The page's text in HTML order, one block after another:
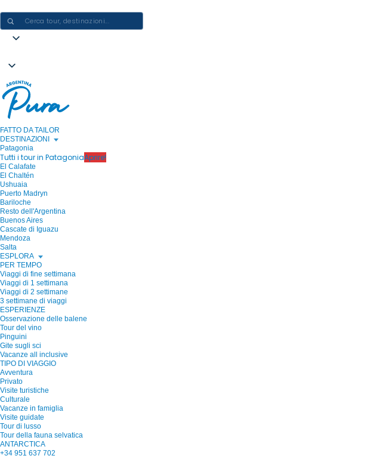
FATTO DA TAILOR
DESTINAZIONI
Patagonia
Tutti i tour in PatagoniaAprire!
El Calafate
El Chaltén
Ushuaia
Puerto Madryn
Bariloche
Resto dell'Argentina
Buenos Aires
Cascate di Iguazu
Mendoza
Salta
ESPLORA
PER TEMPO
Viaggi di fine settimana
Viaggi di 1 settimana
Viaggi di 2 settimane
3 settimane di viaggi
ESPERIENZE
Osservazione delle balene
Tour del vino
Pinguini
Gite sugli sci
Vacanze all inclusive
TIPO DI VIAGGIO
Avventura
Privato
Visite turistiche
Culturale
Vacanze in famiglia
Visite guidate
Tour di lusso
Tour della fauna selvatica
ANTARCTICA
+34 951 637 702